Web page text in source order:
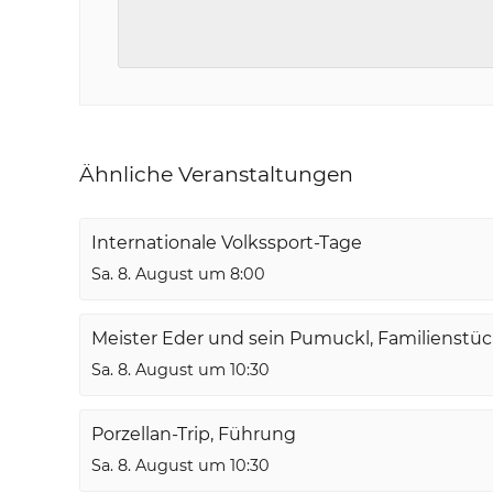
Ähnliche Veranstaltungen
Internationale Volkssport-Tage
Sa. 8. August um 8:00
Meister Eder und sein Pumuckl,
Sa. 8. August um 10:30
Porzellan-Trip, Führung
Sa. 8. August um 10:30